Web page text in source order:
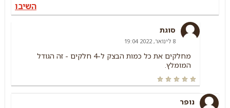
השיבו
סוגת
8 לינואר, 2022 19:04
מחלקים את כל כמות הבצק ל-4 חלקים - זה הגודל
המומלץ.
נופר